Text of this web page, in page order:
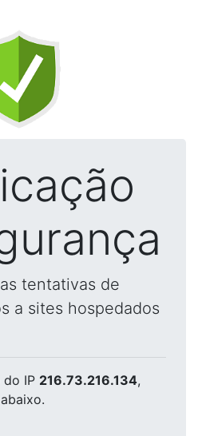
tentativas de
a sites hospedados
do IP 216.73.216.134,